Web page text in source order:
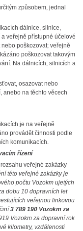
způsobem, jednal
dálnice, silnice,
veřejně přístupné účelové
poškozovat; veřejně
poškozovat takovým
Na dálnicích, silnicích a
osazovat nebo
anebo na těchto věcech
je na veřejně
provádět činnosti podle
komunikacích.
řízení
veřejné zakázky
této veřejné zakázky je
počtu Vozokm ujetých
dobu 10 dopravních let
veřejnou linkovou
3 789 190 Vozokm za
Vozokm za dopravní rok
kilometry, vzdálenosti